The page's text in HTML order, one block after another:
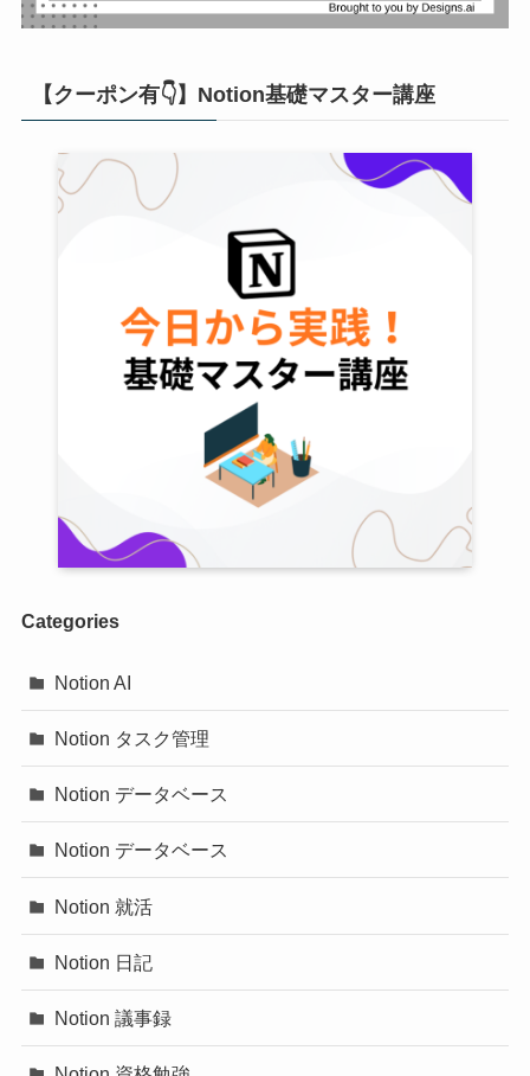
【クーポン有👇】Notion基礎マスター講座
Categories
Notion AI
Notion タスク管理
Notion データベース
Notion データベース
Notion 就活
Notion 日記
Notion 議事録